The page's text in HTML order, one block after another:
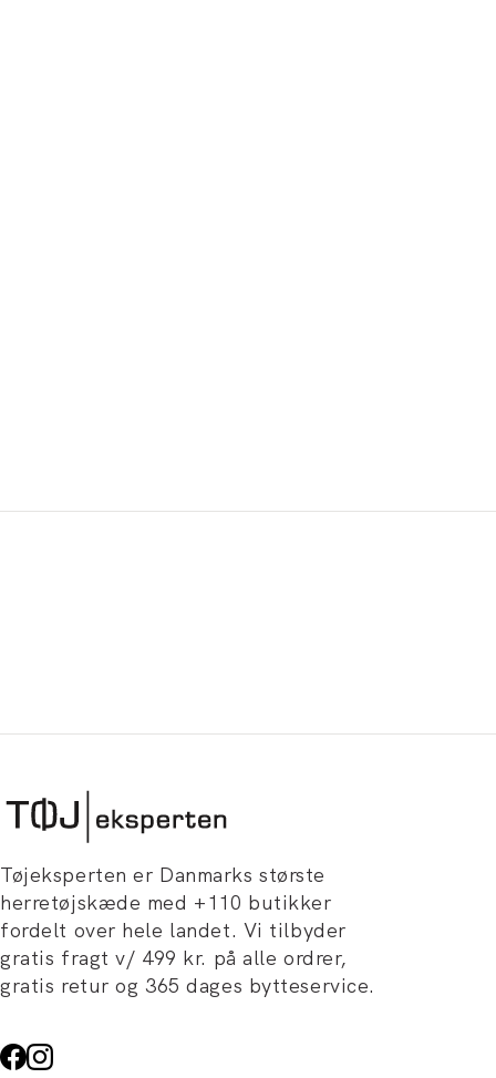
Tøjeksperten er Danmarks største
herretøjskæde med +110 butikker
fordelt over hele landet. Vi tilbyder
gratis fragt v/ 499 kr. på alle ordrer,
gratis retur og 365 dages bytteservice.